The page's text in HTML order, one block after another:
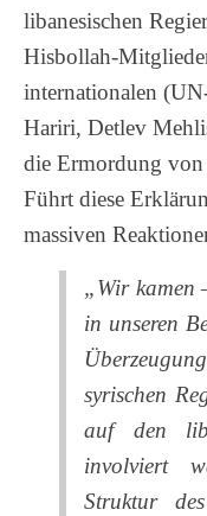
libanesischen
Hisbollah-
internationalen
Hariri, Detlev
die Ermordung von
Führt diese
massiven
„Wir kamen
in unseren
syrischen
auf den
involviert
Struktur